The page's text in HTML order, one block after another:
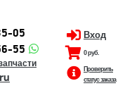
05
55
Вход
0 руб.
Проверить
статус заказа